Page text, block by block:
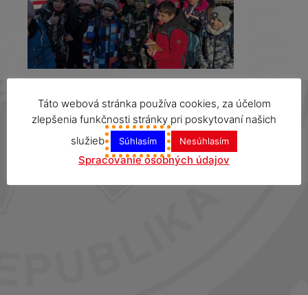
Táto webová stránka používa cookies, za účelom
zlepšenia funkčnosti stránky pri poskytovaní našich
služieb
Súhlasím Nesúhlasím
Spracovanie osobných údajov